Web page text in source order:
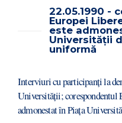
22.05.1990 -
Europei
este
Universității
uniformă
Interviuri cu participanți la
Universității; corespondentul
admonestat în Piața